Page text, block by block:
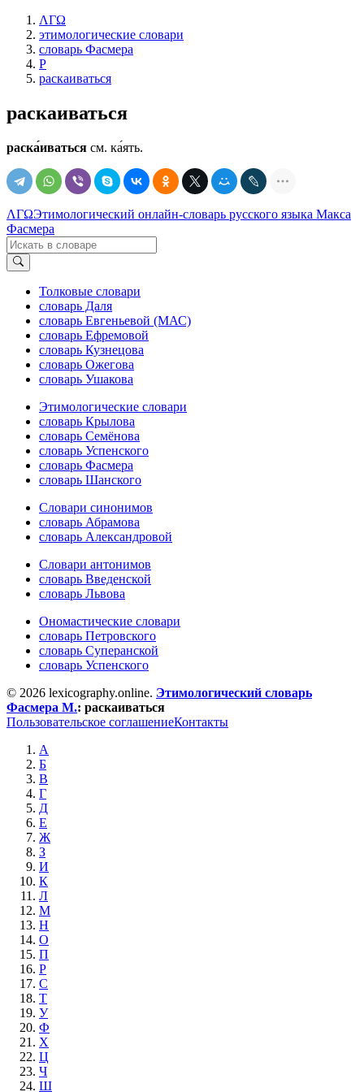
ΛΓΩ
этимологические словари
словарь Фасмера
Р
раскаиваться
раскаиваться
раска́иваться см. ка́ять.
ΛΓΩЭтимологический онлайн-словарь русского языка Макса
Фасмера
Толковые словари
словарь Даля
словарь Евгеньевой (МАС)
словарь Ефремовой
словарь Кузнецова
словарь Ожегова
словарь Ушакова
Этимологические словари
словарь Крылова
словарь Семёнова
словарь Успенского
словарь Фасмера
словарь Шанского
Словари синонимов
словарь Абрамова
словарь Александровой
Словари антонимов
словарь Введенской
словарь Львова
Ономастические словари
словарь Петровского
словарь Суперанской
словарь Успенского
© 2026 lexicography.online. Этимологический словарь
Фасмера М.: раскаиваться
Пользовательское соглашениеКонтакты
А
Б
В
Г
Д
Е
Ж
З
И
К
Л
М
Н
О
П
Р
С
Т
У
Ф
Х
Ц
Ч
Ш